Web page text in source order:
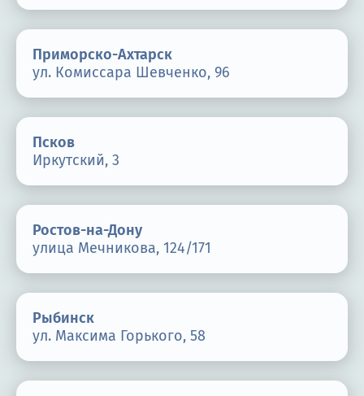
Приморско-Ахтарск
ул. Комиссара Шевченко, 96
Псков
Иркутский, 3
Ростов-на-Дону
улица Мечникова, 124/171
Рыбинск
ул. Максима Горького, 58